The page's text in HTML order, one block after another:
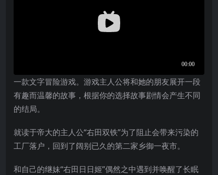
一款文字冒险游戏。游戏主人公将和她的朋友展开一段
有趣而温馨的故事，根据你的选择故事剧情会产生不同
的结局。
就读于帝大的主人公“右田双铁”为了阻止会带来污染的
工厂落户，回到了阔别已久的第二家乡御一夜市。
和自己的继妹“右田日日姬”偶然之中遇到并唤醒了长眠